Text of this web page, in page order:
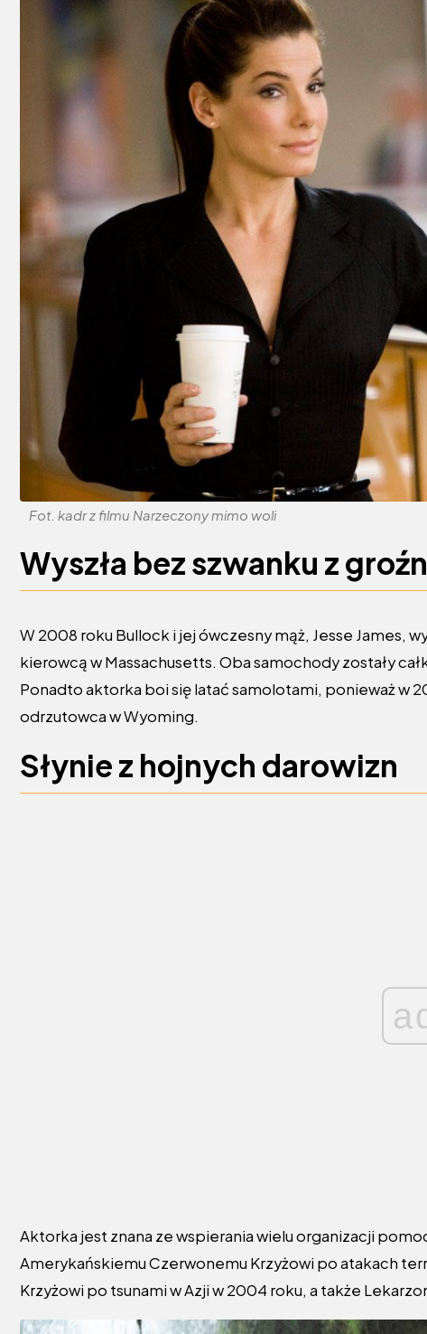
Fot. kadr z filmu Narzeczony mimo woli
Wyszła bez szwanku z
W 2008 roku Bullock i jej ówczesny mąż, Jesse James,
kierowcą w Massachusetts. Oba samochody zostały
Ponadto aktorka boi się latać samolotami, ponieważ w
odrzutowca w Wyoming.
Słynie z hojnych darowizn
Aktorka jest znana ze wspierania wielu organizacji
Amerykańskiemu Czerwonemu Krzyżowi po atakach
Krzyżowi po tsunami w Azji w 2004 roku, a także